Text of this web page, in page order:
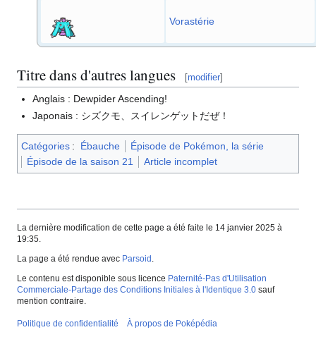
Vorastérie
Titre dans d'autres langues [modifier]
Anglais : Dewpider Ascending!
Japonais : シズクモ、スイレンゲットだぜ！
Catégories : Ébauche
Épisode de Pokémon, la série
Épisode de la saison 21
Article incomplet
La dernière modification de cette page a été faite le 14 janvier 2025 à
19:35.
La page a été rendue avec Parsoid .
Le contenu est disponible sous licence Paternité-Pas d'Utilisation
Commerciale-Partage des Conditions Initiales à l'Identique 3.0 sauf
mention contraire.
Politique de confidentialité À propos de Poképédia